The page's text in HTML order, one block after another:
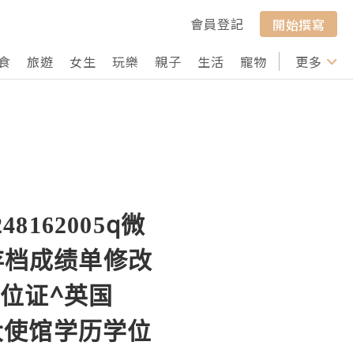
會員登記
開始撰寫
旅遊 女生 玩樂 親子 生活 寵物 行山 打卡
更多
微
成绩单修改
证^英国
馆学历学位